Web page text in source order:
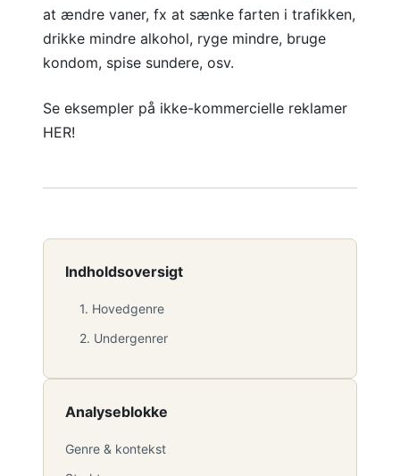
Indholdsoversigt
1. Hovedgenre
2. Undergenrer
Analyseblokke
Genre & kontekst
at ændre vaner, fx at sænke farten i trafikken,
drikke mindre alkohol, ryge mindre, bruge
kondom, spise sundere, osv.
Se eksempler på ikke-kommercielle reklamer
HER!